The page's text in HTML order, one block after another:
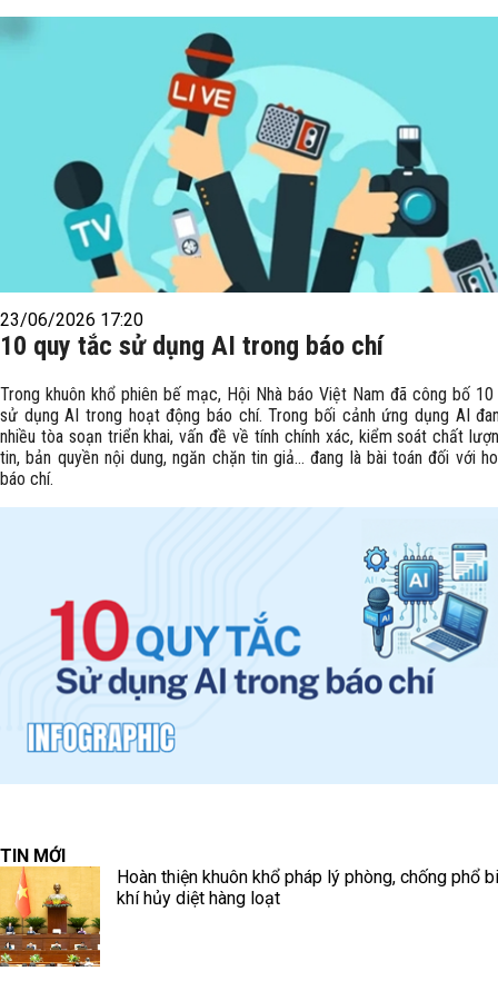
23/06/2026 17:20
10 quy tắc sử dụng AI trong báo chí
​Trong khuôn khổ phiên bế mạc, Hội Nhà báo Việt Nam đã công bố
sử dụng AI trong hoạt động báo chí. Trong bối cảnh ứng dụng AI
nhiều tòa soạn triển khai, vấn đề về tính chính xác, kiểm soát chất
tin, bản quyền nội dung, ngăn chặn tin giả… đang là bài toán đối với
báo chí.
TIN MỚI
Hoàn thiện khuôn khổ pháp lý phòng, chống phổ
khí hủy diệt hàng loạt